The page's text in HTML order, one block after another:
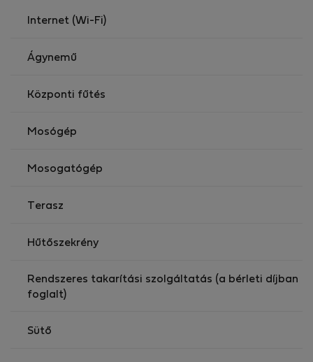
Az utcán komplikációk nélkül parkolhat egy autóval. A
(beleértve az éjszakai villamosokat is) 4 perces sétára
Internet (Wi-Fi)
Ágynemű
Központi fűtés
Mosógép
Mosogatógép
Terasz
Hűtőszekrény
Rendszeres takarítási szolgáltatás (a bérleti díjban
foglalt)
Sütő